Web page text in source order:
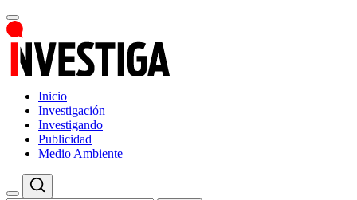
Inicio
Investigación
Investigando
Publicidad
Medio Ambiente